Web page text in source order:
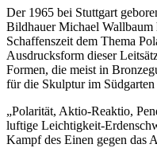
Der 1965 bei Stuttgart
Bildhauer Michael Wallbaum
Schaffenszeit dem Thema
Ausdrucksform dieser
Formen, die meist in
für die Skulptur im
„Polarität, Aktio-Reaktio,
luftige Leichtigkeit-
Kampf des Einen gegen das